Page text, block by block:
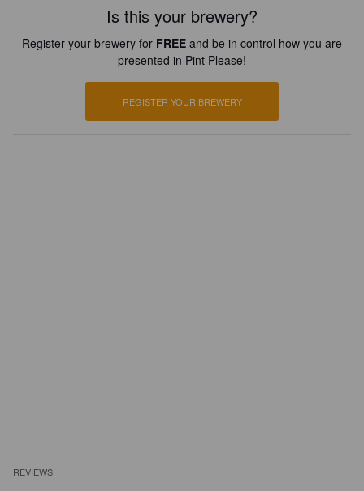
Is this your brewery?
Register your brewery for FREE and be in control how you are
presented in Pint Please!
REGISTER YOUR BREWERY
REVIEWS